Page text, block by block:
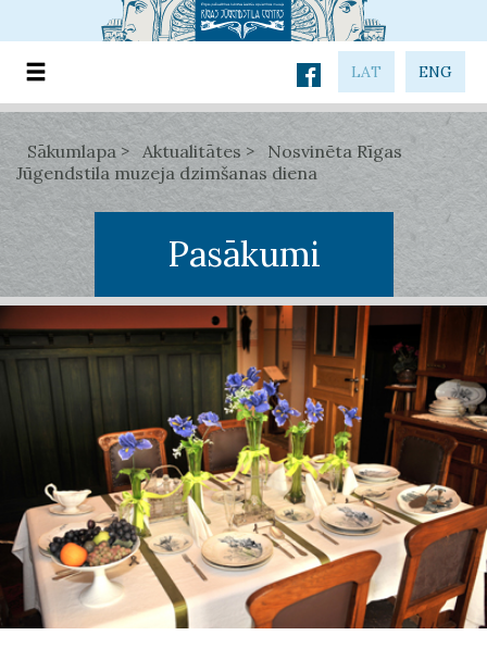
LAT ENG
Sākumlapa Aktualitātes
Nosvinēta Rīgas
Jūgendstila muzeja dzimšanas diena
Pasākumi